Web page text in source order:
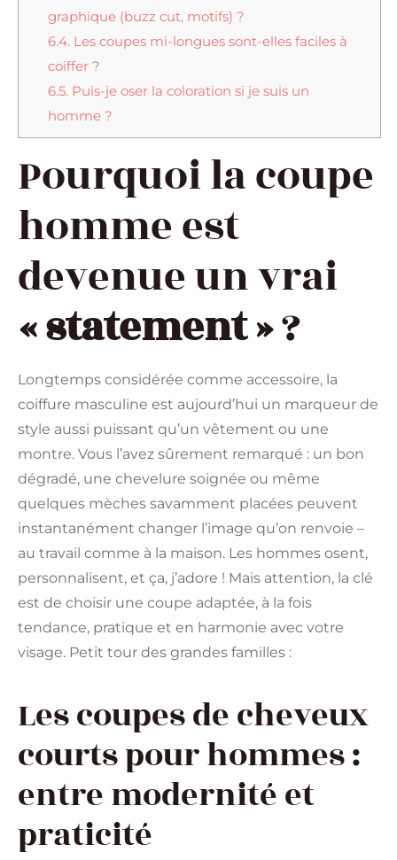
graphique (buzz cut, motifs) ?
6.4. Les coupes mi-longues sont-elles faciles à
coiffer ?
6.5. Puis-je oser la coloration si je suis un
homme ?
Pourquoi la coupe
homme est
devenue un vrai
« statement »?
Longtemps considérée comme accessoire, la
coiffure masculine est aujourd’hui un marqueur de
style aussi puissant qu’un vêtement ou une
montre. Vous l’avez sûrement remarqué : un bon
dégradé, une chevelure soignée ou même
quelques mèches savamment placées peuvent
instantanément changer l’image qu’on renvoie –
au travail comme à la maison. Les hommes osent,
personnalisent, et ça, j’adore ! Mais attention, la clé
est de choisir une coupe adaptée, à la fois
tendance, pratique et en harmonie avec votre
visage. Petit tour des grandes familles :
Les coupes de cheveux
courts pour hommes :
entre modernité et
praticité